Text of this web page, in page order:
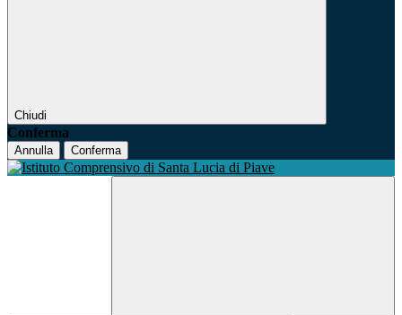
Chiudi
Conferma
Annulla Conferma